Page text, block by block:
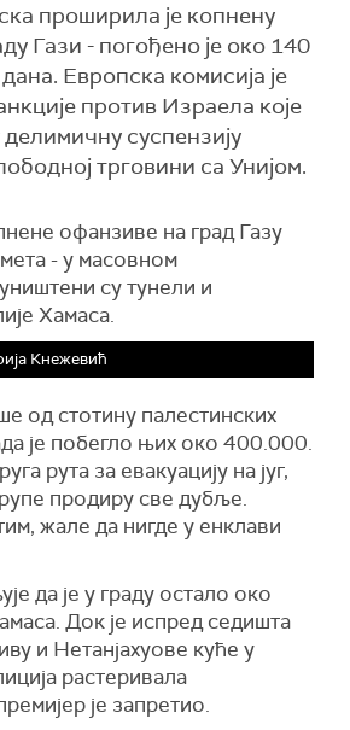
проширила је копнену
Гази - погођено је око 140
Европска комисија је
против Израела које
суспензију
трговини са Унијом.
офанзиве на град Газу
- у масовном
су тунели и
Хамаса.
Кнежевић
од стотину палестинских
је побегло њих око 400.000.
рута за евакуацију на југ,
продиру све дубље.
жале да нигде у енклави
да је у граду остало око
Док је испред седишта
и Нетанјахуове куће у
растеривала
је запретио.